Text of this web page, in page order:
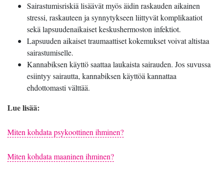
Sairastumisriskiä lisäävät myös äidin raskauden aikainen
stressi, raskauteen ja synnytykseen liittyvät komplikaatiot
sekä lapsuudenaikaiset keskushermoston infektiot.
Lapsuuden aikaiset traumaattiset kokemukset voivat altistaa
sairastumiselle.
Kannabiksen käyttö saattaa laukaista sairauden. Jos suvussa
esiintyy sairautta, kannabiksen käyttöä kannattaa
ehdottomasti välttää.
Lue lisää:
Miten kohdata psykoottinen ihminen?
Miten kohdata maaninen ihminen?